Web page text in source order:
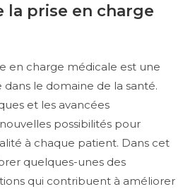
la prise en charge
en charge médicale est une
le domaine de la santé.
et les avancées
possibilités pour
à chaque patient. Dans cet
quelques-unes des
qui contribuent à améliorer